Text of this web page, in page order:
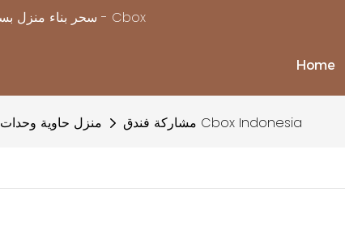
سحر بناء منزل بسرعة ، مع استكمال حلول منزل الحاويات المخصصة - Cbox
Home
منزل حاوية وحدات مشاركة فندق Cbox Indonesia